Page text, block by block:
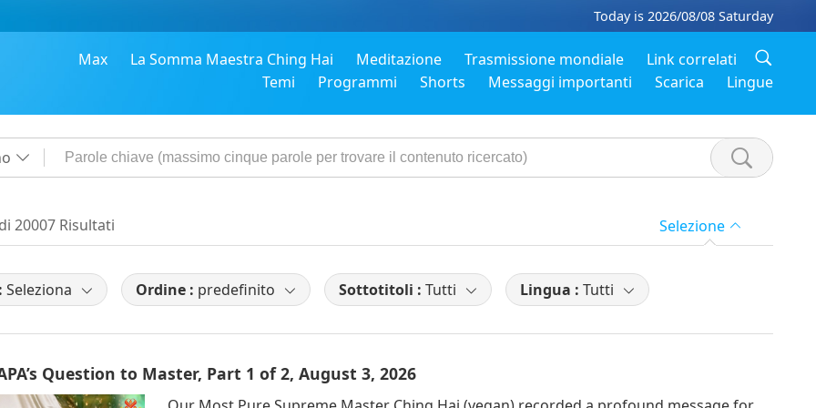
Today is 2026/08/08 Saturday
Max La Somma Maestra Ching Hai Meditazione Trasmissione mondiale
Link correlati
Temi
Programmi Shorts Messaggi importanti Scarica Lingue
20007 Risultati Selezione
Seleziona Ordine : predefinito Sottotitoli : Tutti Lingua : Tutti
Question to Master, Part 1 of 2, August 3, 2026